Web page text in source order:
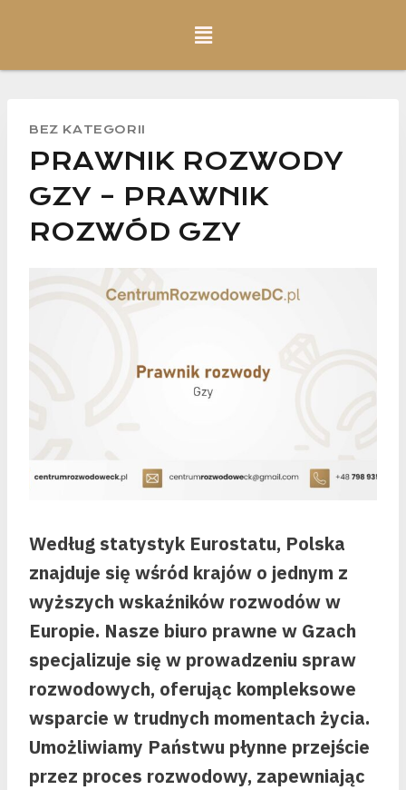
BEZ KATEGORII
PRAWNIK ROZWODY
GZY – PRAWNIK
ROZWÓD GZY
Według statystyk Eurostatu, Polska
znajduje się wśród krajów o jednym z
wyższych wskaźników rozwodów w
Europie. Nasze biuro prawne w Gzach
specjalizuje się w prowadzeniu spraw
rozwodowych, oferując kompleksowe
wsparcie w trudnych momentach życia.
Umożliwiamy Państwu płynne przejście
przez proces rozwodowy, zapewniając